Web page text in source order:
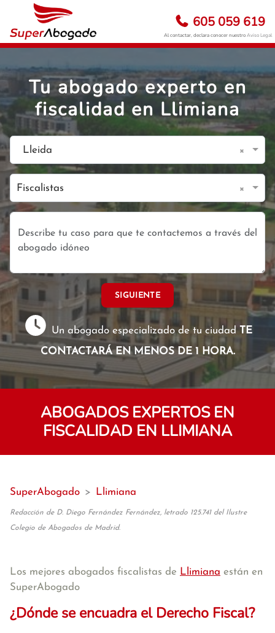
605 059 619
Al contactar, declara conocer nuestroAviso Legal
Tu abogado experto en
fiscalidad en Llimiana
Lleida ×
Fiscalistas ×
SIGUIENTE
Un abogado especializado de tu ciudad TE
CONTACTARÁ EN MENOS DE 1 HORA.
ABOGADOS EXPERTOS EN
FISCALIDAD EN LLIMIANA
SuperAbogado > Llimiana
Redacción de D. Diego Fernández Fernández, letrado 125.741 del Ilustre
Colegio de Abogados de Madrid.
Los mejores abogados fiscalistas de Llimiana están en
SuperAbogado
¿Dónde se encuadra el Derecho Fiscal?